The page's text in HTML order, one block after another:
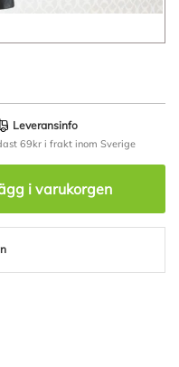
Leveransinfo
69kr i frakt inom Sverige
i varukorgen